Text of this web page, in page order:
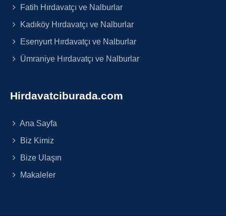
Fatih Hırdavatçı ve Nalburlar
Kadıköy Hırdavatçı ve Nalburlar
Esenyurt Hırdavatçı ve Nalburlar
Ümraniye Hırdavatçı ve Nalburlar
Hirdavatciburada.com
Ana Sayfa
Biz Kimiz
Bize Ulaşın
Makaleler